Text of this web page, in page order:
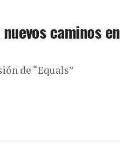
caminos en
de “Equals”